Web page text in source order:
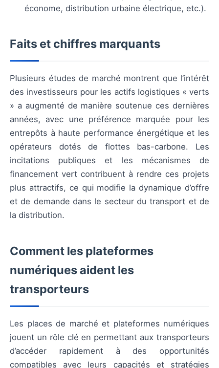
économe, distribution urbaine électrique, etc.).
Faits et chiffres marquants
Plusieurs études de marché montrent que l’intérêt
des investisseurs pour les actifs logistiques « verts
» a augmenté de manière soutenue ces dernières
années, avec une préférence marquée pour les
entrepôts à haute performance énergétique et les
opérateurs dotés de flottes bas-carbone. Les
incitations publiques et les mécanismes de
financement vert contribuent à rendre ces projets
plus attractifs, ce qui modifie la dynamique d’offre
et de demande dans le secteur du transport et de
la distribution.
Comment les plateformes
numériques aident les
transporteurs
Les places de marché et plateformes numériques
jouent un rôle clé en permettant aux transporteurs
d’accéder rapidement à des opportunités
compatibles avec leurs capacités et stratégies